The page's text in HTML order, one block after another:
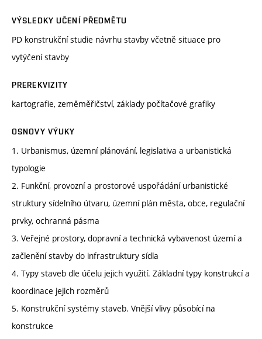
VÝSLEDKY UČENÍ PŘEDMĚTU
PD konstrukční studie návrhu stavby včetně situace pro
vytýčení stavby
PREREKVIZITY
kartografie, zeměměřičství, základy počítačové grafiky
OSNOVY VÝUKY
1. Urbanismus, územní plánování, legislativa a urbanistická
typologie
2. Funkční, provozní a prostorové uspořádání urbanistické
struktury sídelního útvaru, územní plán města, obce, regulační
prvky, ochranná pásma
3. Veřejné prostory, dopravní a technická vybavenost území a
začlenění stavby do infrastruktury sídla
4. Typy staveb dle účelu jejich využití. Základní typy konstrukcí a
koordinace jejich rozměrů
5. Konstrukční systémy staveb. Vnější vlivy působící na
konstrukce